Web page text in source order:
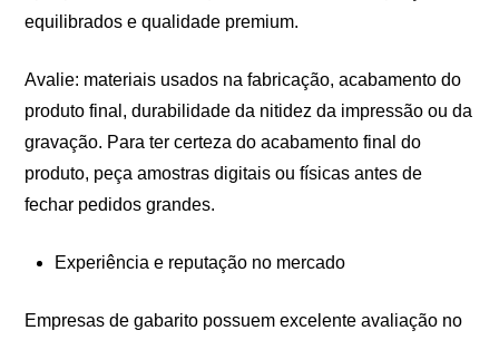
equilibrados e qualidade premium.
Avalie: materiais usados na fabricação, acabamento do
produto final, durabilidade da nitidez da impressão ou da
gravação. Para ter certeza do acabamento final do
produto, peça amostras digitais ou físicas antes de
fechar pedidos grandes.
Experiência e reputação no mercado
Empresas de gabarito possuem excelente avaliação no